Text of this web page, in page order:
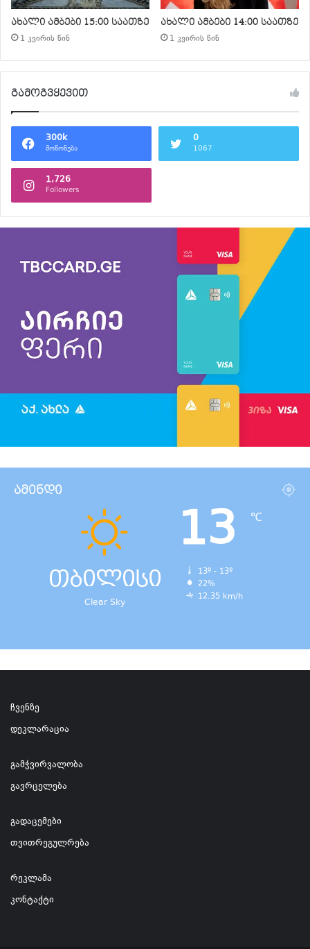
ახალი ამბები 15:00 საათზე
1 კვირის წინ
ახალი ამბები 14:00 საათზე
1 კვირის წინ
გამოგვყევით
300k
მოწონება
0
1067
1,726
Followers
ამინდი
თბილისი
Clear Sky
13 ℃
13º - 13º
22%
12.35 km/h
ჩვენზე
დეკლარაცია
გამჭვირვალობა
გავრცელება
გადაცემები
თვითრეგულრება
რეკლამა
კონტაქტი